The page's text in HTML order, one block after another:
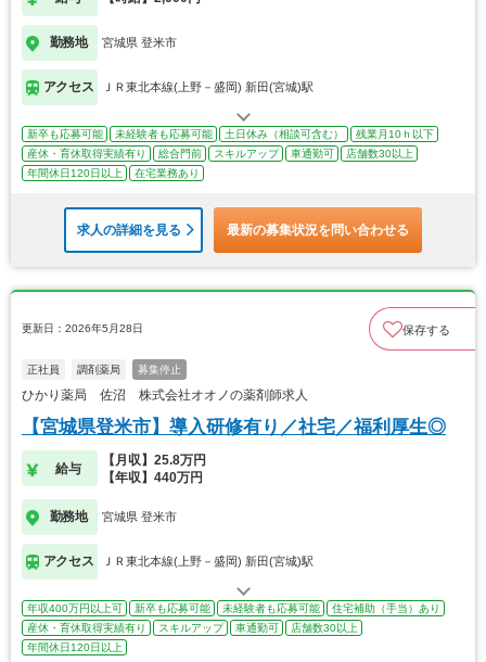
勤務地 宮城県 登米市
アクセス ＪＲ東北本線(上野－盛岡) 新田(宮城)駅
新卒も応募可能 未経験者も応募可能 土日休み（相談可含む）
残業月10ｈ以下
産休・育休取得実績有り
総合門前 スキルアップ 車通勤可
店舗数30以上
年間休日120日以上
在宅業務あり
求人の詳細を見る 最新の募集状況を問い合わせる
更新日：2026年5月28日 保存する
正社員 調剤薬局 募集停止
ひかり薬局 佐沼 株式会社オオノの薬剤師求人
【宮城県登米市】導入研修有り／社宅／福利厚生◎
給与
【月収】25.8万円
【年収】440万円
勤務地 宮城県 登米市
アクセス ＪＲ東北本線(上野－盛岡) 新田(宮城)駅
年収400万円以上可 新卒も応募可能 未経験者も応募可能
住宅補助（手当）あり
産休・育休取得実績有り
スキルアップ 車通勤可
店舗数30以上
年間休日120日以上